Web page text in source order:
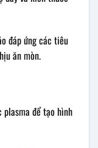
đáp ứng các tiêu
ăn mòn.
plasma để tạo hình